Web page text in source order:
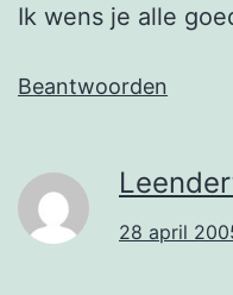
Ik wens je alle
Beantwoorden
28 april